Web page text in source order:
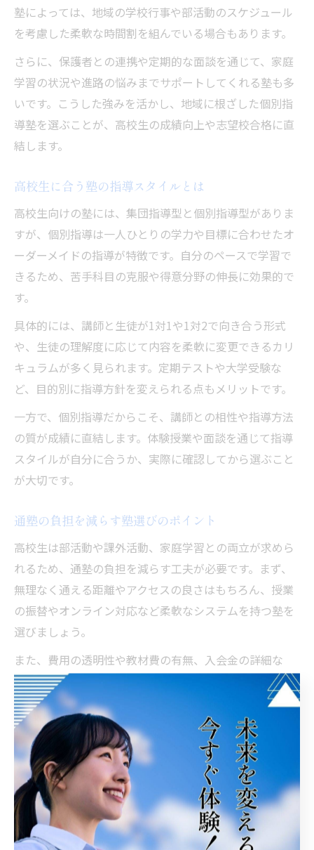
塾によっては、地域の学校行事や部活動のスケジュール
を考慮した柔軟な時間割を組んでいる場合もあります。
さらに、保護者との連携や定期的な面談を通じて、家庭
学習の状況や進路の悩みまでサポートしてくれる塾も多
いです。こうした強みを活かし、地域に根ざした個別指
導塾を選ぶことが、高校生の成績向上や志望校合格に直
結します。
高校生に合う塾の指導スタイルとは
高校生向けの塾には、集団指導型と個別指導型がありま
すが、個別指導は一人ひとりの学力や目標に合わせたオ
ーダーメイドの指導が特徴です。自分のペースで学習で
きるため、苦手科目の克服や得意分野の伸長に効果的で
す。
具体的には、講師と生徒が1対1や1対2で向き合う形式
や、生徒の理解度に応じて内容を柔軟に変更できるカリ
キュラムが多く見られます。定期テストや大学受験な
ど、目的別に指導方針を変えられる点もメリットです。
一方で、個別指導だからこそ、講師との相性や指導方法
の質が成績に直結します。体験授業や面談を通じて指導
スタイルが自分に合うか、実際に確認してから選ぶこと
が大切です。
通塾の負担を減らす塾選びのポイント
高校生は部活動や課外活動、家庭学習との両立が求めら
れるため、通塾の負担を減らす工夫が必要です。まず、
無理なく通える距離やアクセスの良さはもちろん、授業
の振替やオンライン対応など柔軟なシステムを持つ塾を
選びましょう。
また、費用の透明性や教材費の有無、入会金の詳細な
ど、料金体系が明確な塾を選ぶことで、保護者の不安も
軽減されます。自習室の利用やサポート体制、保護者面
談の頻度も事前にチェックしておくと安心です。
「近いから便利」という理由だけでなく、実際の生活リ
ズムや学習計画に合った塾を選ぶことで、継続的な学力
向上と志望校合格を目指すことができます。